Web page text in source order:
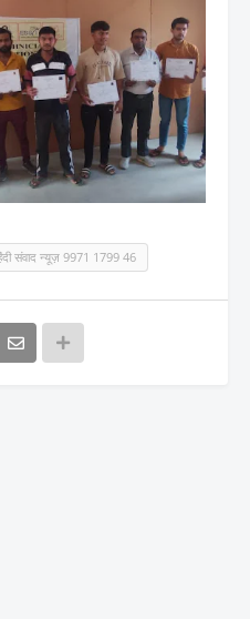
संवाद न्यूज़ 9971 1799 46